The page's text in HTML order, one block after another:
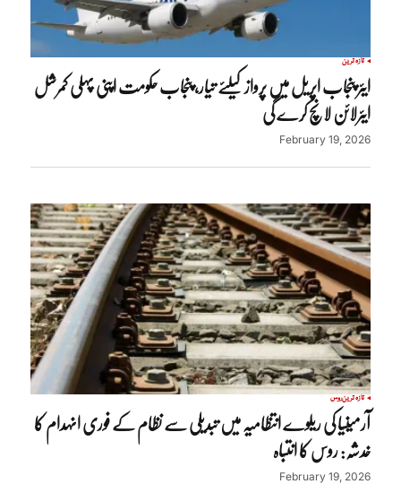
تازہ ترین
ایئر پنجاب اپریل میں پرواز کیلئے تیار، پنجاب حکومت اپنی پہلی کمرشل
ایئرلائن لانچ کرے گی
February 19, 2026
تازہ ترینروس
آرمینیا کی ریلوے انتظامیہ میں تبدیلی سے نظام کے فوری انہدام کا
خدشہ: روس کا انتباہ
February 19, 2026